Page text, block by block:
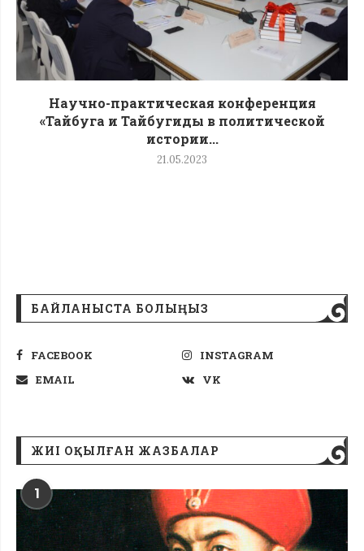
Научно-практическая конференция
«Тайбуга и Тайбугиды в политической
истории...
21.05.2023
БАЙЛАНЫСТА БОЛЫҢЫЗ
FACEBOOK
INSTAGRAM
EMAIL
VK
ЖИІ ОҚЫЛҒАН ЖАЗБАЛАР
1